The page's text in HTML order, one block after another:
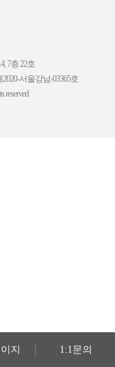
지 1:1문의
7층 22호
서울강남-03365호
reserved